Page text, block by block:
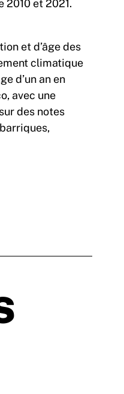
et d’âge des
climatique
d’un an en
avec une
des notes